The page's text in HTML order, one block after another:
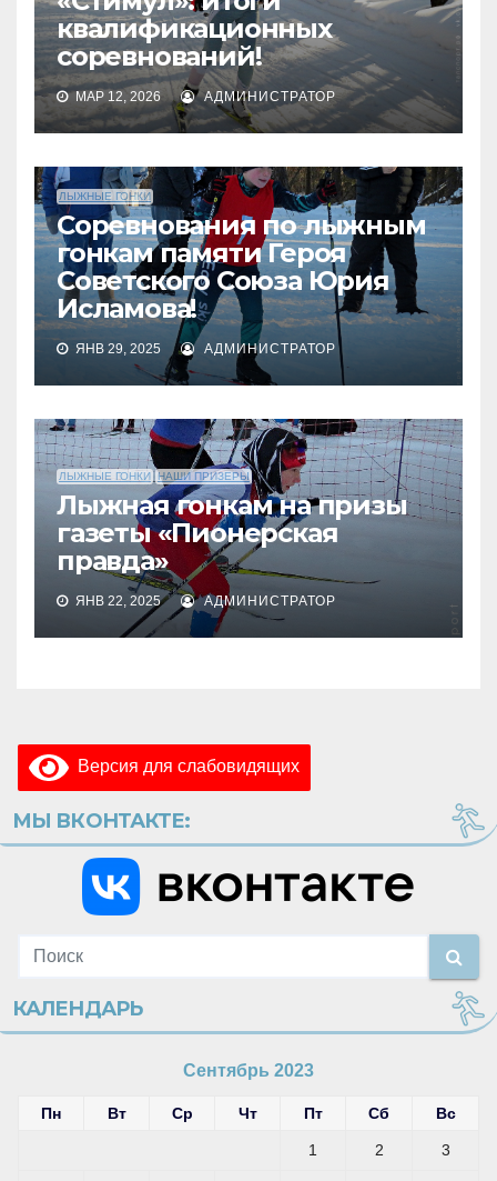
квалификационных
соревнований!
МАР 12, 2026 АДМИНИСТРАТОР
ЛЫЖНЫЕ ГОНКИ
Соревнования по лыжным
гонкам памяти Героя
Советского Союза Юрия
Исламова!
ЯНВ 29, 2025 АДМИНИСТРАТОР
ЛЫЖНЫЕ ГОНКИ НАШИ ПРИЗЕРЫ
Лыжная гонкам на призы
газеты «Пионерская
правда»
ЯНВ 22, 2025 АДМИНИСТРАТОР
Версия для слабовидящих
МЫ ВКОНТАКТЕ:
КАЛЕНДАРЬ
Сентябрь 2023
Пн Вт Ср Чт Пт Сб Вс
1 2 3